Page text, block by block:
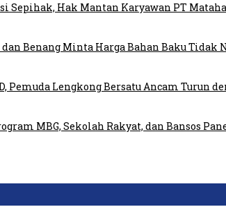
Sepihak, Hak Mantan Karyawan PT
Benang Minta Harga Bahan Baku Tidak
Pemuda Lengkong Bersatu Ancam Turun
MBG, Sekolah Rakyat, dan Bansos